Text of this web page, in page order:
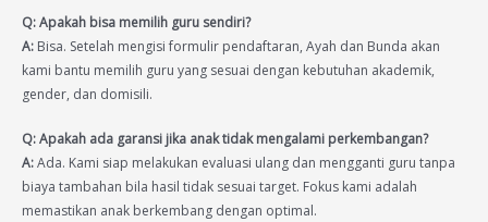
Q: Apakah bisa memilih guru sendiri?
A: Bisa. Setelah mengisi formulir pendaftaran, Ayah dan Bunda akan
kami bantu memilih guru yang sesuai dengan kebutuhan akademik,
gender, dan domisili.
Q: Apakah ada garansi jika anak tidak mengalami perkembangan?
A:Ada. Kami siap melakukan evaluasi ulang dan mengganti guru tanpa
biaya tambahan bila hasil tidak sesuai target. Fokus kami adalah
memastikan anak berkembang dengan optimal.